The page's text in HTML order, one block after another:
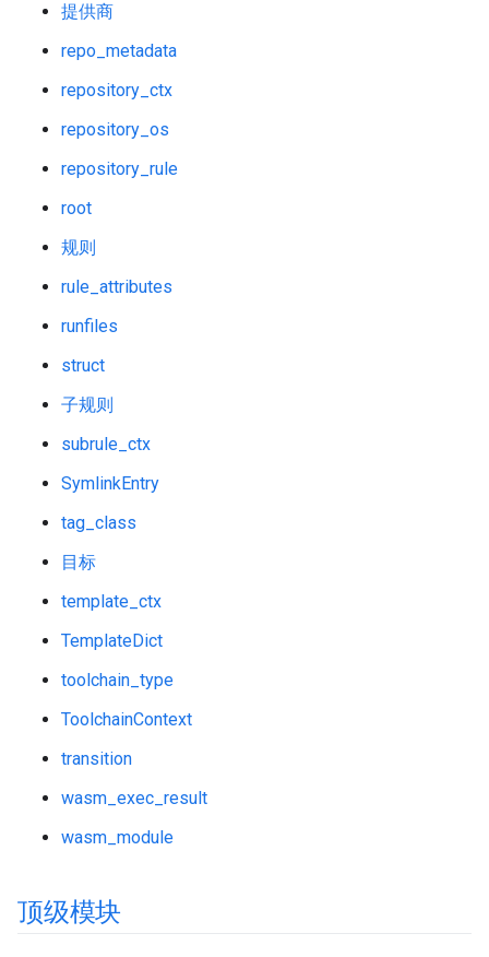
提供商
repo_metadata
repository_ctx
repository_os
repository_rule
root
规则
rule_attributes
runfiles
struct
子规则
subrule_ctx
SymlinkEntry
tag_class
目标
template_ctx
TemplateDict
toolchain_type
ToolchainContext
transition
wasm_exec_result
wasm_module
顶级模块